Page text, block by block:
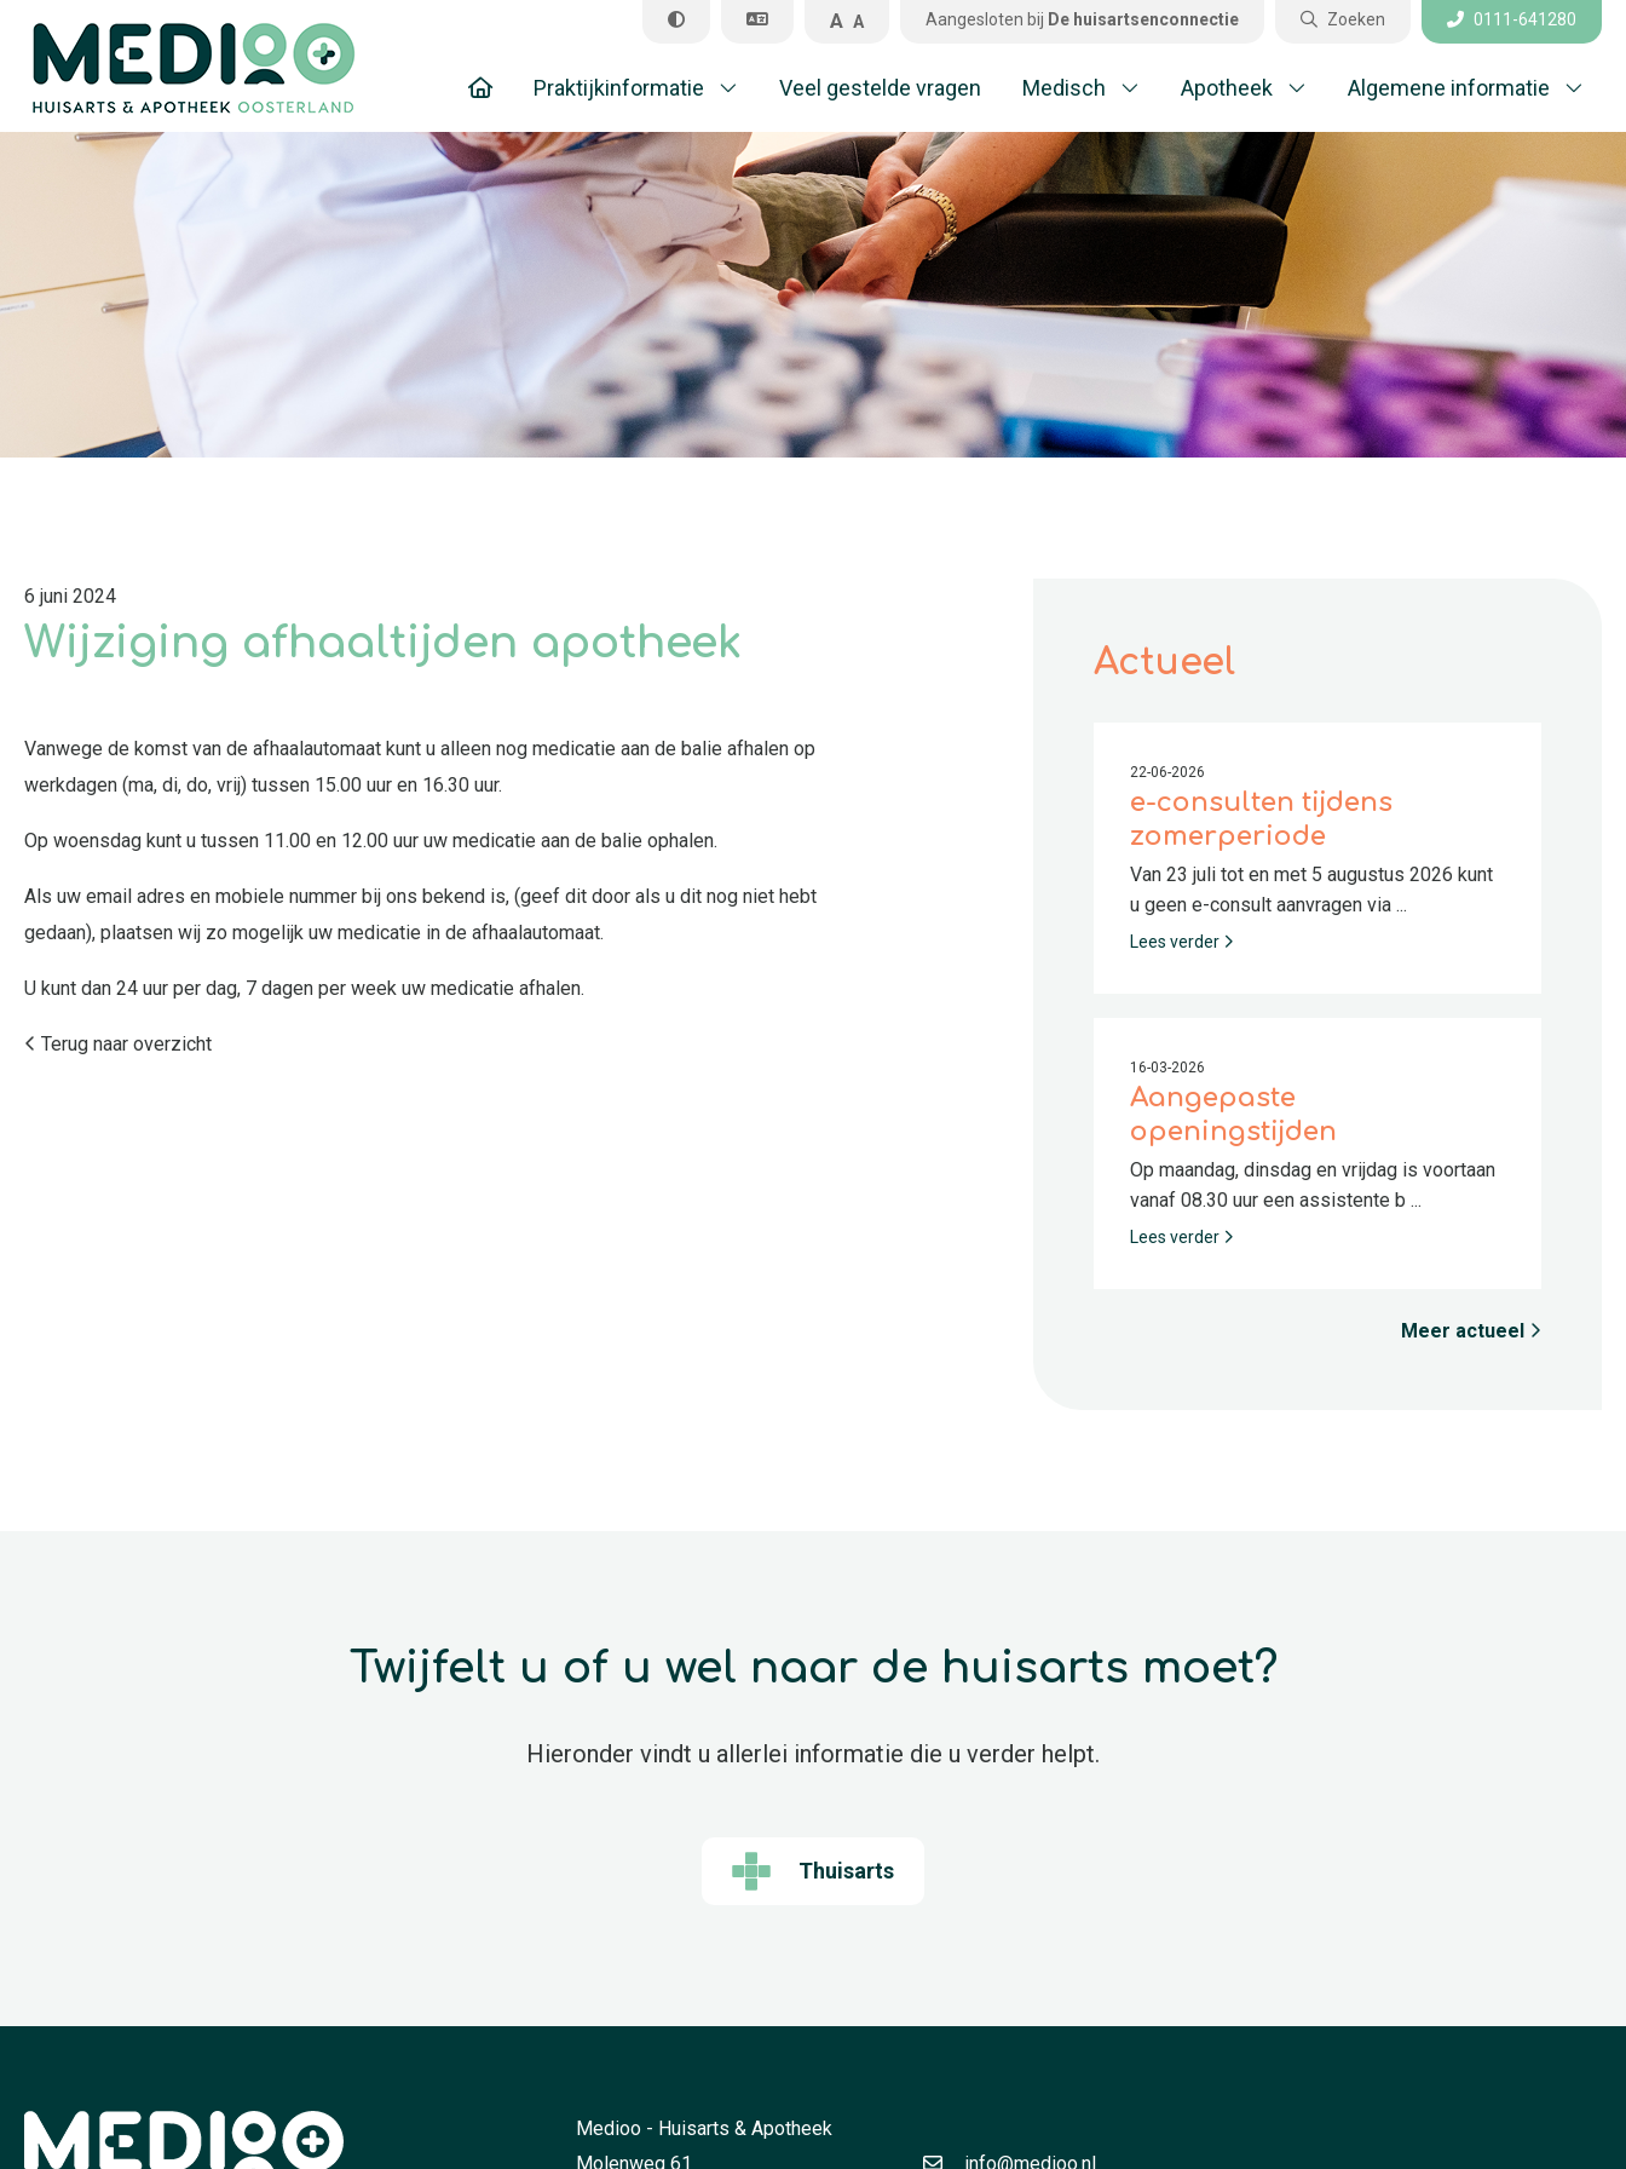
Sluiten
Veel gestelde vragen
Apotheek
A A Aangesloten bij De huisartsenconnectie Zoeken 0111-641280
Praktijkinformatie Veel gestelde vragen Medisch Apotheek Algemene informatie
6 juni 2024
Wijziging afhaaltijden apotheek
Vanwege de komst van de afhaalautomaat kunt u alleen nog medicatie aan de balie afhalen op
werkdagen (ma, di, do, vrij) tussen 15.00 uur en 16.30 uur.
Op woensdag kunt u tussen 11.00 en 12.00 uur uw medicatie aan de balie ophalen.
Als uw email adres en mobiele nummer bij ons bekend is, (geef dit door als u dit nog niet hebt
gedaan), plaatsen wij zo mogelijk uw medicatie in de afhaalautomaat.
U kunt dan 24 uur per dag, 7 dagen per week uw medicatie afhalen.
Terug naar overzicht
Actueel
22-06-2026
e-consulten tijdens
zomerperiode
Van 23 juli tot en met 5 augustus 2026 kunt
u geen e-consult aanvragen via ...
Lees verder
16-03-2026
Aangepaste
openingstijden
Op maandag, dinsdag en vrijdag is voortaan
vanaf 08.30 uur een assistente b ...
Lees verder
Meer actueel
Twijfelt u of u wel naar de huisarts moet?
Hieronder vindt u allerlei informatie die u verder helpt.
Thuisarts
Medioo - Huisarts & Apotheek
Molenweg 61
info@medioo.nl